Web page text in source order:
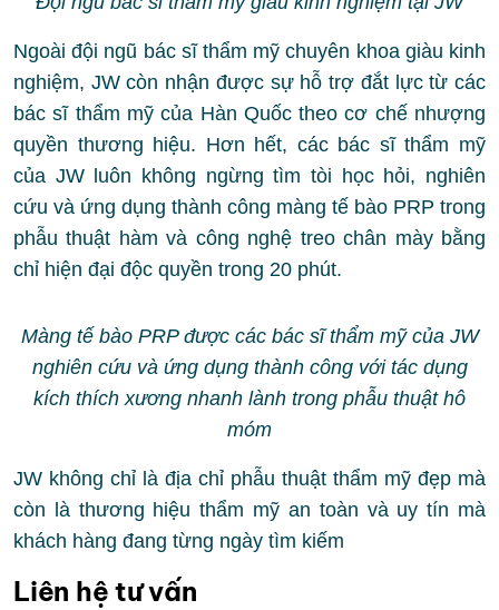
Ngoài đội ngũ bác sĩ thẩm mỹ chuyên khoa giàu kinh
nghiệm, JW còn nhận được sự hỗ trợ đắt lực từ các
bác sĩ thẩm mỹ của Hàn Quốc theo cơ chế nhượng
quyền thương hiệu. Hơn hết, các bác sĩ thẩm mỹ
của JW luôn không ngừng tìm tòi học hỏi, nghiên
cứu và ứng dụng thành công màng tế bào PRP trong
phẫu thuật hàm và công nghệ treo chân mày bằng
chỉ hiện đại độc quyền trong 20 phút.
Màng tế bào PRP được các bác sĩ thẩm mỹ của JW
nghiên cứu và ứng dụng thành công với tác dụng
kích thích xương nhanh lành trong phẫu thuật hô
móm
JW không chỉ là địa chỉ phẫu thuật thẩm mỹ đẹp mà
còn là thương hiệu thẩm mỹ an toàn và uy tín mà
khách hàng đang từng ngày tìm kiếm
Liên hệ tư vấn